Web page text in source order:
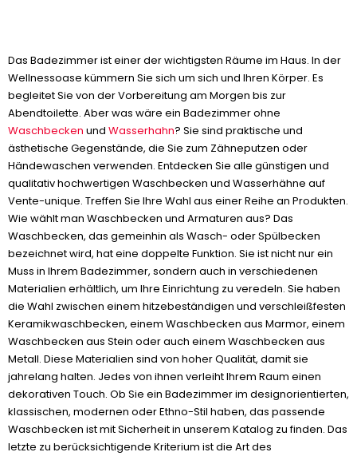
Das Badezimmer ist einer der wichtigsten Räume im Haus. In der
Wellnessoase kümmern Sie sich um sich und Ihren Körper. Es
begleitet Sie von der Vorbereitung am Morgen bis zur
Abendtoilette. Aber was wäre ein Badezimmer ohne
Waschbecken und Wasserhahn? Sie sind praktische und
ästhetische Gegenstände, die Sie zum Zähneputzen oder
Händewaschen verwenden. Entdecken Sie alle günstigen und
qualitativ hochwertigen Waschbecken und Wasserhähne auf
Vente-unique. Treffen Sie Ihre Wahl aus einer Reihe an Produkten.
Wie wählt man Waschbecken und Armaturen aus? Das
Waschbecken, das gemeinhin als Wasch- oder Spülbecken
bezeichnet wird, hat eine doppelte Funktion. Sie ist nicht nur ein
Muss in Ihrem Badezimmer, sondern auch in verschiedenen
Materialien erhältlich, um Ihre Einrichtung zu veredeln. Sie haben
die Wahl zwischen einem hitzebeständigen und verschleißfesten
Keramikwaschbecken, einem Waschbecken aus Marmor, einem
Waschbecken aus Stein oder auch einem Waschbecken aus
Metall. Diese Materialien sind von hoher Qualität, damit sie
jahrelang halten. Jedes von ihnen verleiht Ihrem Raum einen
dekorativen Touch. Ob Sie ein Badezimmer im designorientierten,
klassischen, modernen oder Ethno-Stil haben, das passende
Waschbecken ist mit Sicherheit in unserem Katalog zu finden. Das
letzte zu berücksichtigende Kriterium ist die Art des